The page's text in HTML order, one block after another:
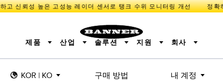
고 신뢰성 높은 고성능 레이더 센서로 탱크 수위 모니터링 개선
KOR | KO 구매 방법 내 계정
제품 산업 솔루션 지원 회사